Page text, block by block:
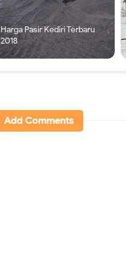
Harga Pasir Kediri Terbaru
2018
Add Comments